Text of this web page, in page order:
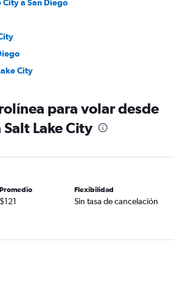
City a San Diego
City
para volar desde
Salt Lake City
Promedio
$121
Flexibilidad
Sin tasa de cancelación